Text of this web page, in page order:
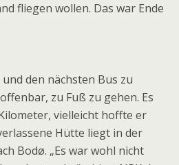
fliegen wollen. Das war Ende
den nächsten Bus zu
zu Fuß zu gehen. Es
vielleicht hoffte er
Hütte liegt in der
Bodø. „Es war wohl nicht